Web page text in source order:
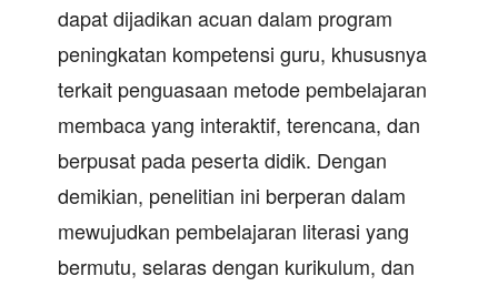
dapat dijadikan acuan dalam program
peningkatan kompetensi guru, khususnya
terkait penguasaan metode pembelajaran
membaca yang interaktif, terencana, dan
berpusat pada peserta didik. Dengan
demikian, penelitian ini berperan dalam
mewujudkan pembelajaran literasi yang
bermutu, selaras dengan kurikulum, dan